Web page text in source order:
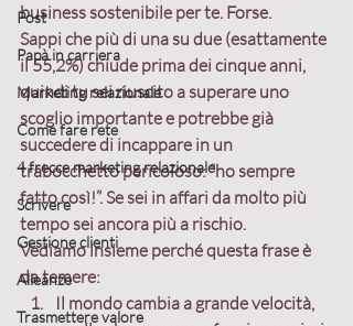
Post
Papà in carriera
Marketing relazionale
Come fare rete
4 frecce marketing relazionale
Scrivere
Gestione clienti
Alleanze
Trasmettere valore
business sostenibile per te. Forse.
Sappi che più di una su due (esattamente
il 55,2%) chiude prima dei cinque anni,
quindi tu sei riuscito a superare uno
scoglio importante e potrebbe già
succedere di incappare in un
trabocchetto pericoloso: “ho sempre
fatto così!”. Se sei in affari da molto più
tempo sei ancora più a rischio.
Vediamo insieme perché questa frase è
da temere:
Il mondo cambia a grande velocità,